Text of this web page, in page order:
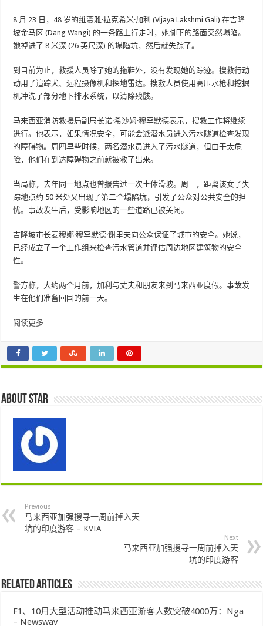
8 月 23 日，48 岁的维贾雅·拉克希米·加利 (Vijaya Lakshmi Gali) 在吉隆
坡金马区 (Dang Wangi) 的一条路上行走时，她脚下的路面突然塌陷。
她掉进了 8 米深 (26 英尺深) 的塌陷坑，然后就失踪了。
到目前为止，救援人员除了她的拖鞋外，没有发现她的踪迹。搜救行动
动用了追踪犬、远程摄像机和探地雷达。搜救人员使用高压水枪和挖掘
机冲洗了部分地下排水系统，以清除残骸。
马来西亚消防救援局副局长诺·希沙姆·穆罕默德表示，搜救工作将继续
进行。他表示，如果情况安全，可能会派潜水员进入污水隧道检查发现
的障碍物。周四早些时候，两名潜水员进入了污水隧道，但由于太危
险，他们在到达障碍物之前就被救了出来。
当局称，去年同一地点也曾报告过一次土体滑坡。周三，距离该女子失
踪地点约 50 米处又出现了第二个塌陷坑，引发了公众对公共安全的担
忧。事故发生后，受影响地区的一些道路已被关闭。
吉隆坡市长麦穆娜·穆罕默德·谢里夫向公众保证了城市的安全。她说，
已经成立了一个工作组来检查污水管道并评估周边地区建筑物的安全
性。
警方称，大约两个月前，加利与丈夫和朋友来到马来西亚度假。事故发
生在他们准备回国的前一天。
阅读更多
About star
Previous
马来西亚加强搜寻一周前掉入天
坑的印度游客 – KVIA
Next
马来西亚加强搜寻一周前掉入天
坑的印度游客
Related Articles
F1、10月大型活动推动马来西亚游客人数突破4000万：Nga
– Newswav